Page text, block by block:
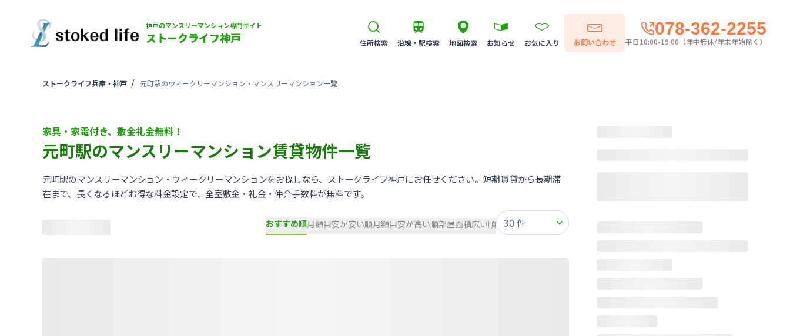
神戸のマンスリーマンション専門サイト
ストークライフ神戸 住所検索 沿線・駅検索 地図検索 お知らせ お気に入り お問い合わせ
078-362-2255
平日10:00-19:00（年中無休/年末年始除く）
ストークライフ兵庫・神戸 元町駅のウィークリーマンション・マンスリーマンション一覧
家具・家電付き、敷金礼金無料！
元町駅のマンスリーマンション賃貸物件一覧
元町駅のマンスリーマンション・ウィークリーマンションをお探しなら、ストークライフ神戸にお任せください。短期賃貸から長期滞
在まで、長くなるほどお得な料金設定で、全室敷金・礼金・仲介手数料が無料です。
おすすめ順月額目安が安い順月額目安が高い順部屋面積広い順